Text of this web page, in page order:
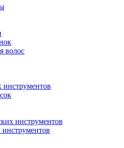
волос
инструментов
инструментов